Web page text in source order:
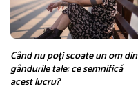
Când nu poți scoate un om din
gândurile tale: ce semnifică
acest lucru?